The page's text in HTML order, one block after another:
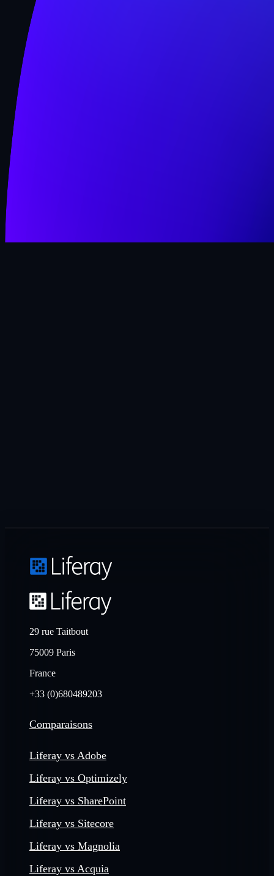
29 rue Taitbout
75009 Paris
France
+33 (0)680489203
Comparaisons
Liferay vs Adobe
Liferay vs Optimizely
Liferay vs SharePoint
Liferay vs Sitecore
Liferay vs Magnolia
Liferay vs Acquia